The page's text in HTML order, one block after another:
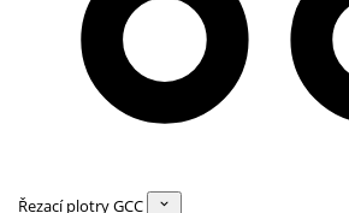
Řezací plotry GCC